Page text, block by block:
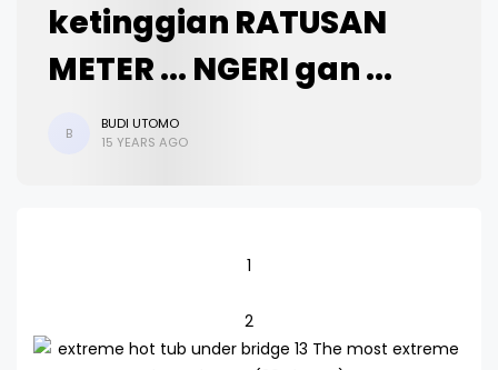
ketinggian RATUSAN
METER ... NGERI gan ...
B
BUDI UTOMO
15 YEARS AGO
1
2